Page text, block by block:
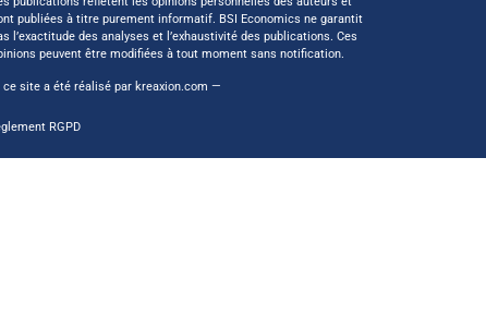
publiées à titre purement informatif. BSI Economics ne garantit
l’exactitude des analyses et l’exhaustivité des publications. Ces
peuvent être modifiées à tout moment sans notification.
site a été réalisé par kreaxion.com —
RGPD